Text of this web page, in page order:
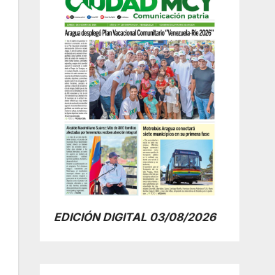
EDICIÓN DIGITAL 03/08/2026